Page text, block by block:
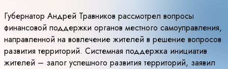
Губернатор Андрей Травников рассмотрел вопросы
финансовой поддержки органов местного самоуправления,
направленной на вовлечение жителей в решение вопросов
развития территорий. Системная поддержка инициатив
жителей – залог успешного развития территорий, заявил